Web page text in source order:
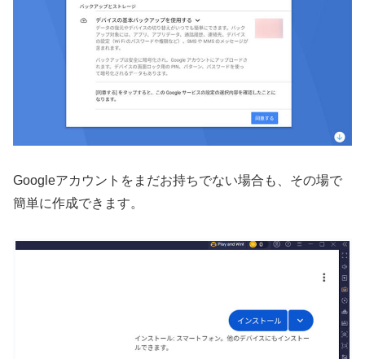
Googleアカウントをまだお持ちでない場合も、その場で
簡単に作成できます。